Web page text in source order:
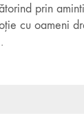
prin
cu oameni